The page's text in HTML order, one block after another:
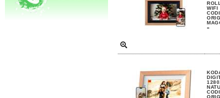
WIFI
»